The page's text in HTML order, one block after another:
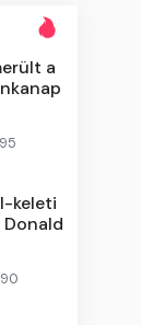
a
95
keleti
90